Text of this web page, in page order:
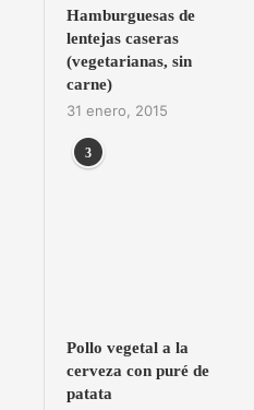
Hamburguesas de
lentejas caseras
(vegetarianas, sin
carne)
31 enero, 2015
3
Pollo vegetal a la
cerveza con puré de
patata